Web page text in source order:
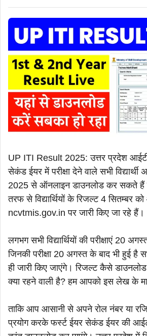
UP ITI Result 2025: उत्तर प्रदेश
सेकंड ईयर में परीक्षा देने वाले सभी विद्यार्थी
2025 से ऑनलाइन डाउनलोड कर सकते हैं
तरफ से विद्यार्थियों के रिजल्ट 4 सितम्बर
ncvtmis.gov.in पर जारी किए जा रहे हैं।
लगभग सभी विद्यार्थियों की परीक्षाएं 20
जिनकी परीक्षा 20 अगस्त के बाद भी हुई है
ही जारी किए जाएंगे। रिजल्ट कैसे
क्या रहने वाली है? हम आपको इस लेख के
ताकि आप आसानी से अपने रोल नंबर या
प्रयोग करके फर्स्ट ईयर सेकंड ईयर की